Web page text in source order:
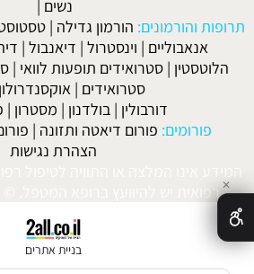
נשים |
תרופות והורמונים: הורמון גדילה |
אנאבוליים | וינסטרול | דיאנבול |
הלוטסטין | סטרואידים תופעות לוואי |
סטרואידים | אוקסנדרולון
דורבולין | בולדנון | מסטרון |
פורומים: פורום דיאטה ותזונה |
הצהרת נגישות
המידע אינו המלצה או התוויה לטיפול
רפואית יש להיוועץ ברופא המטפל. ©
בניית אתרים
✕